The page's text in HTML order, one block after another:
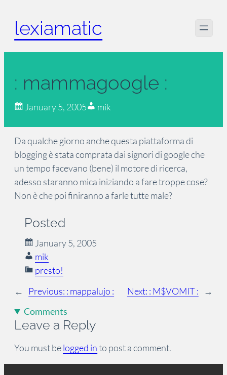
content
lexiamatic
: mammagoogle :
January 5, 2005 mik
Da qualche giorno anche questa piattaforma di
blogging è stata comprata dai signori di google che
un tempo facevano (bene) il motore di ricerca,
adesso staranno mica iniziando a fare troppe cose?
Non è che poi finiranno a farle tutte male?
Posted
January 5, 2005
mik
presto!
←
Previous: : mappalujo : Next: : M$VOMIT :
→
Comments
Leave a Reply
You must belogged into post a comment.